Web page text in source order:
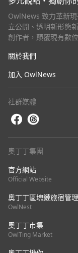
OwlNews 致力革新
立公開、透明新形態
創作者，顛覆現有數
關於我們
加入 OwlNews
社群媒體
奧丁丁集團
官方網站
Official Website
奧丁丁區塊鏈旅宿管
OwlNest
奧丁丁市集
OwlTing Market